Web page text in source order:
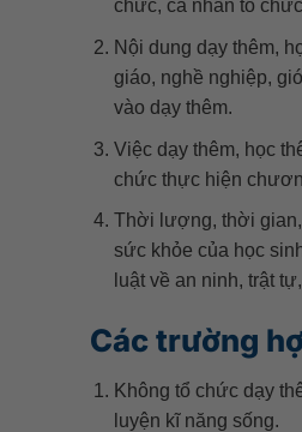
chức, cá nhân tổ
Nội dung dạy thêm,
giáo, nghề nghiệp,
vào dạy thêm.
Việc dạy thêm, học
chức thực hiện
Thời lượng, thời
sức khỏe của học
luật về an ninh, trật
Các trường
Không tổ chức dạy
luyện kĩ năng sống.